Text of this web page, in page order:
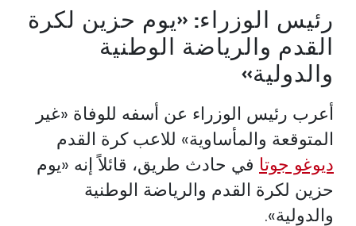
رئيس الوزراء: «يوم حزين لكرة
القدم والرياضة الوطنية
والدولية»
أعرب رئيس الوزراء عن أسفه للوفاة «غير
المتوقعة والمأساوية» للاعب كرة القدم
ديوغو جوتا في حادث طريق، قائلاً إنه «يوم
حزين لكرة القدم والرياضة الوطنية
والدولية».